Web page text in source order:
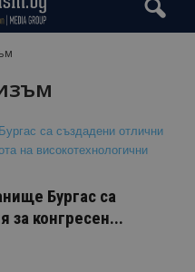
Бургас са
за конгресен...